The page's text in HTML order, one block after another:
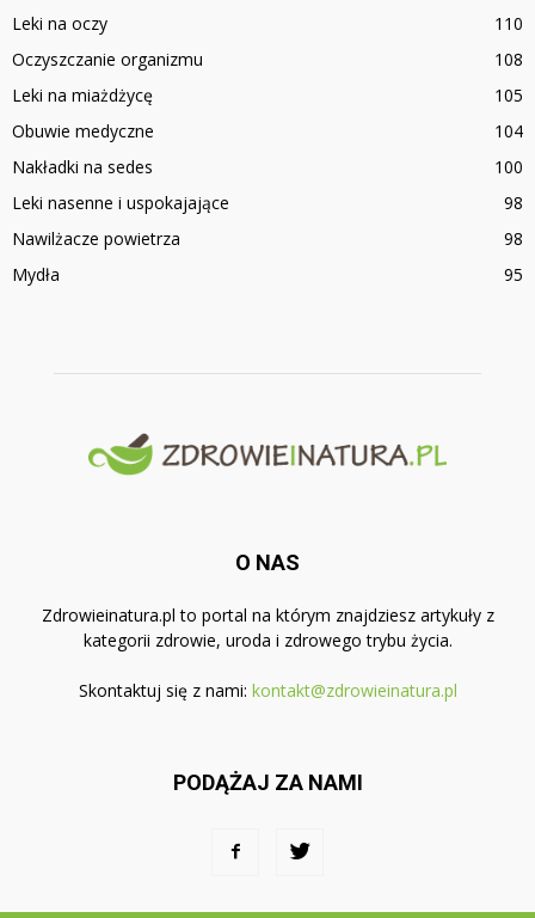
Leki na oczy
110
Oczyszczanie organizmu
108
Leki na miażdżycę
105
Obuwie medyczne
104
Nakładki na sedes
100
Leki nasenne i uspokajające
98
Nawilżacze powietrza
98
Mydła
95
O NAS
Zdrowieinatura.pl to portal na którym znajdziesz artykuły z
kategorii zdrowie, uroda i zdrowego trybu życia.
Skontaktuj się z nami: kontakt@zdrowieinatura.pl
PODĄŻAJ ZA NAMI